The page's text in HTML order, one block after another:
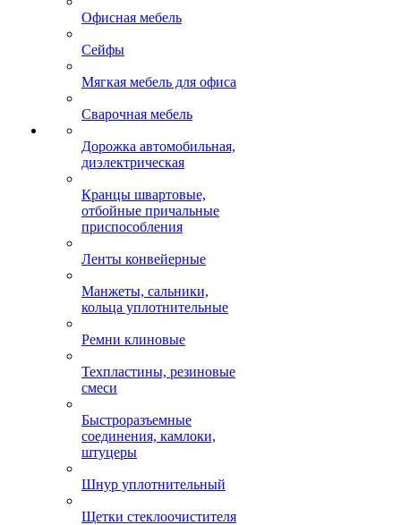
Офисная мебель
Сейфы
Мягкая мебель для офиса
Сварочная мебель
Дорожка автомобильная,
диэлектрическая
Кранцы швартовые,
отбойные причальные
приспособления
Ленты конвейерные
Манжеты, сальники,
кольца уплотнительные
Ремни клиновые
Техпластины, резиновые
смеси
Быстроразъемные
соединения, камлоки,
штуцеры
Шнур уплотнительный
Щетки стеклоочистителя